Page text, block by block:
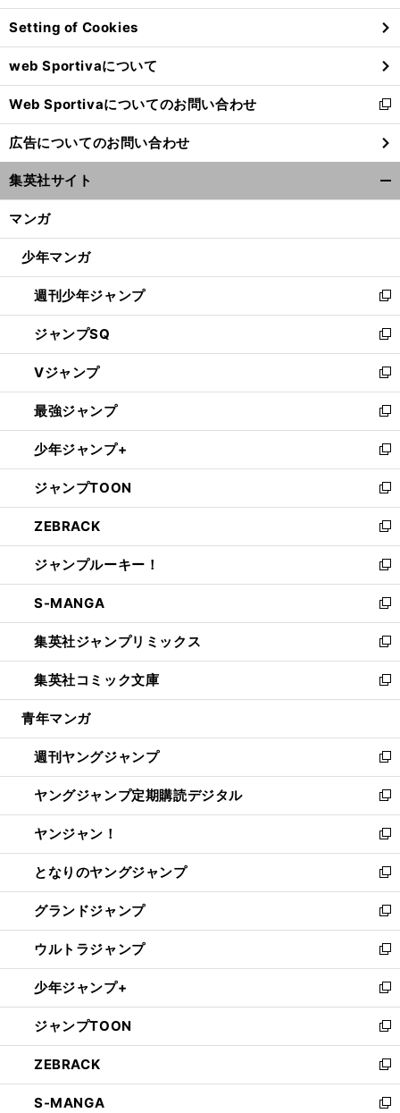
ン
ド
ウ
で
開
く
Setting of Cookies
web Sportivaについて
Web Sportivaについてのお問い合わせ
新
し
い
ウ
ィ
ン
ウ
開
く
広告についてのお問い合わせ
集英社サイト
マンガ
少年マンガ
週刊少年ジャンプ
新
し
い
ウ
ィ
ン
ド
ウ
で
開
く
ジャンプSQ
新
し
い
ウ
ィ
ン
ド
ウ
で
開
く
Vジャンプ
新
し
い
ウ
ィ
ン
ド
ウ
で
開
く
最強ジャンプ
新
し
い
ウ
ィ
ン
ド
ウ
で
開
く
少年ジャンプ+
新
し
い
ウ
ィ
ン
ド
ウ
で
開
く
ジャンプTOON
新
し
い
ウ
ィ
ン
ド
ウ
で
開
く
ZEBRACK
新
し
い
ウ
ィ
ン
ド
ウ
で
開
ジャンプルーキー！
新
し
い
ウ
ィ
ン
ド
ウ
開
く
S-MANGA
新
し
い
ウ
ィ
ン
ウ
で
開
く
集英社ジャンプリミックス
新
し
い
ウ
ン
ド
ウ
で
開
く
集英社コミック文庫
新
し
ウ
ィ
ン
ド
ウ
で
開
く
青年マンガ
週刊ヤングジャンプ
新
し
い
ウ
ィ
ン
ド
ウ
で
開
く
ヤングジャンプ定期購読デジタル
新
し
い
ウ
ィ
ン
ド
ウ
で
開
く
ヤンジャン！
新
し
い
ウ
ィ
ン
ド
ウ
で
開
く
となりのヤングジャンプ
新
し
い
ウ
ィ
ン
ド
ウ
で
開
く
グランドジャンプ
新
し
い
ウ
ィ
ン
ド
ウ
で
開
く
ウルトラジャンプ
新
し
い
ウ
ィ
ン
ド
ウ
で
少年ジャンプ+
新
し
い
ウ
ィ
ン
ド
ジャンプTOON
新
し
い
ウ
ィ
ZEBRACK
新
し
い
S-MANGA 新